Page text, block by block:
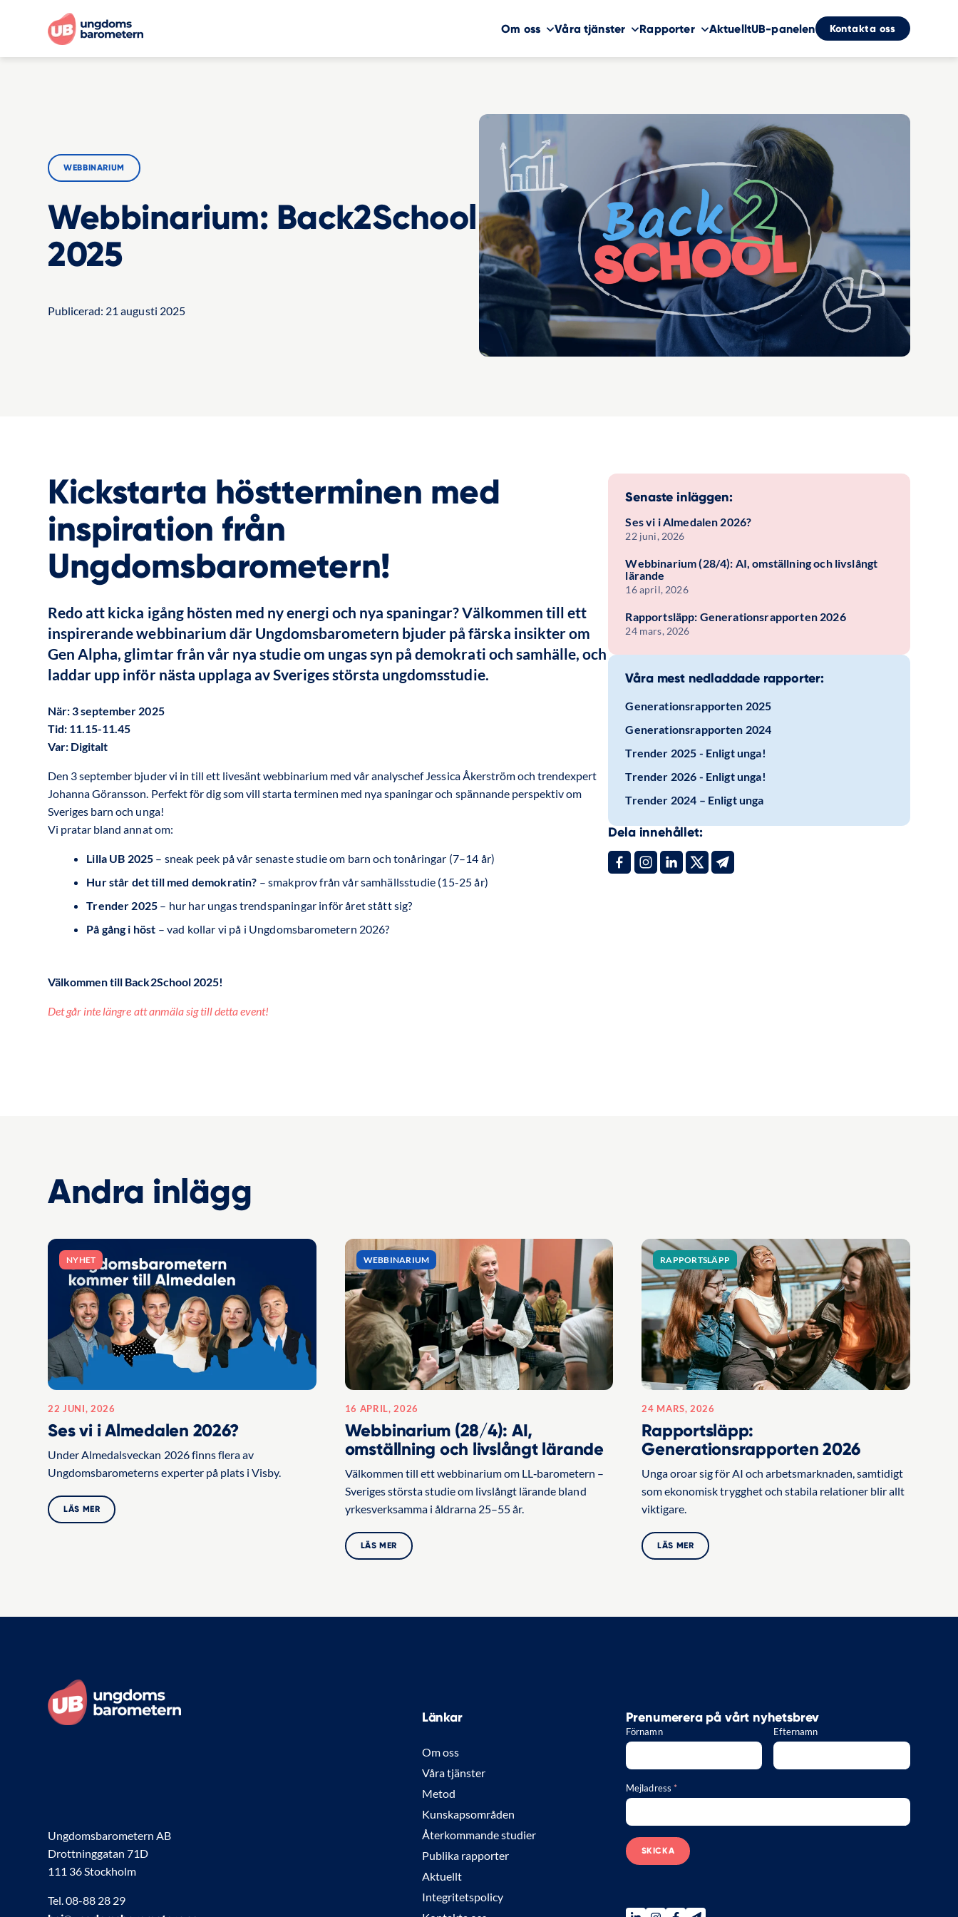
Om oss Våra tjänster Rapporter AktuelltUB-panelen Kontakta oss
WEBBINARIUM
Webbinarium: Back2School
2025
Publicerad: 21 augusti 2025
Kickstarta höstterminen med
inspiration från
Ungdomsbarometern!
Redo att kicka igång hösten med ny energi och nya spaningar? Välkommen till ett
inspirerande webbinarium där Ungdomsbarometern bjuder på färska insikter om
Gen Alpha, glimtar från vår nya studie om ungas syn på demokrati och samhälle, och
laddar upp inför nästa upplaga av Sveriges största ungdomsstudie.
När: 3 september 2025
Tid: 11.15-11.45
Var: Digitalt
Den 3 september bjuder vi in till ett livesänt webbinarium med vår analyschef Jessica Åkerström och trendexpert
Johanna Göransson. Perfekt för dig som vill starta terminen med nya spaningar och spännande perspektiv om
Sveriges barn och unga!
Vi pratar bland annat om:
Lilla UB 2025 – sneak peek på vår senaste studie om barn och tonåringar (7–14 år)
Hur står det till med demokratin? – smakprov från vår samhällsstudie (15-25 år)
Trender 2025 – hur har ungas trendspaningar inför året stått sig?
På gång i höst – vad kollar vi på i Ungdomsbarometern 2026?
Välkommen till Back2School 2025!
Det går inte längre att anmäla sig till detta event!
Senaste inläggen:
Ses vi i Almedalen 2026?
22 juni, 2026
Webbinarium (28/4): AI, omställning och livslångt
lärande
16 april, 2026
Rapportsläpp: Generationsrapporten 2026
24 mars, 2026
Våra mest nedladdade rapporter:
Generationsrapporten 2025
Generationsrapporten 2024
Trender 2025 - Enligt unga!
Trender 2026 - Enligt unga!
Trender 2024 – Enligt unga
Dela innehållet:
Andra inlägg
NYHET
22 JUNI, 2026
Ses vi i Almedalen 2026?
Under Almedalsveckan 2026 finns flera av
Ungdomsbarometerns experter på plats i Visby.
LÄS MER
WEBBINARIUM
16 APRIL, 2026
Webbinarium (28/4): AI,
omställning och livslångt lärande
Välkommen till ett webbinarium om LL‑barometern –
Sveriges största studie om livslångt lärande bland
yrkesverksamma i åldrarna 25–55 år.
LÄS MER
RAPPORTSLÄPP
24 MARS, 2026
Rapportsläpp:
Generationsrapporten 2026
Unga oroar sig för AI och arbetsmarknaden, samtidigt
som ekonomisk trygghet och stabila relationer blir allt
viktigare.
LÄS MER
Ungdomsbarometern AB
Drottninggatan 71D
111 36 Stockholm
Tel. 08-88 28 29
Länkar
Om oss
Våra tjänster
Metod
Kunskapsområden
Återkommande studier
Publika rapporter
Aktuellt
Integritetspolicy
Prenumerera på vårt nyhetsbrev
Förnamn Efternamn
Mejladress *